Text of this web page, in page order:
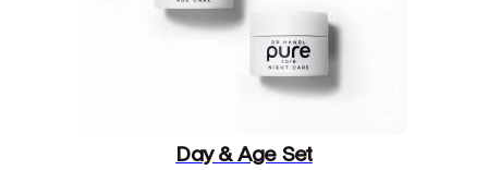
Day & Age Set